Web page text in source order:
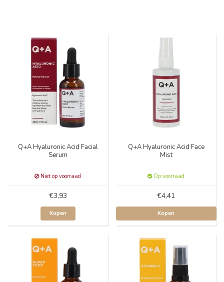
Q+A Hyaluronic Acid Facial
Serum
Niet op voorraad
€3,93
Kopen
Q+A Hyaluronic Acid Face
Mist
Op voorraad
€4,41
Kopen